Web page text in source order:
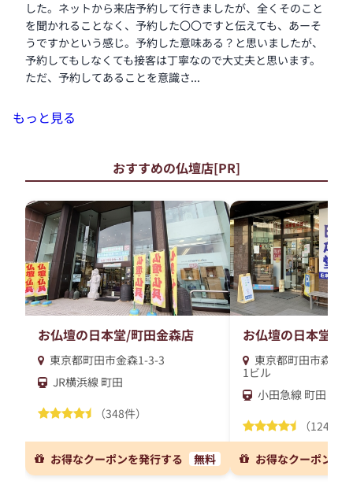
した。ネットから来店予約して行きましたが、全くそのこと
を聞かれることなく、予約した〇〇ですと伝えても、あーそ
うですかという感じ。予約した意味ある？と思いましたが、
予約してもしなくても接客は丁寧なので大丈夫と思います。
ただ、予約してあることを意識さ...
もっと見る
おすすめの仏壇店[PR]
お仏壇の日本堂/町田金森店
東京都町田市金森1-3-3
JR横浜線 町田
（348件）
お得なクーポンを発行する 無料
お仏壇の日本堂/町
東京都町田市森野
1ビル
小田急線 町田
（124件）
お得なクーポンを